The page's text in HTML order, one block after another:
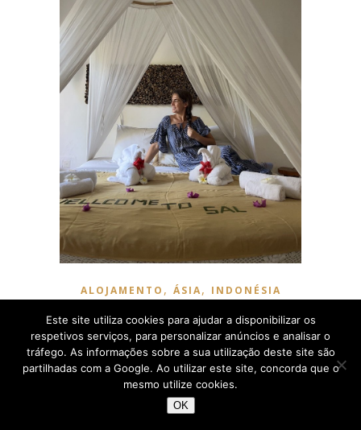
ALOJAMENTO , ÁSIA, INDONÉSIA
Onde dormir: alojamentos
em Bali, Indonésia
Julho 5, 2024
Este site utiliza cookies para ajudar a disponibilizar os
respetivos serviços, para personalizar anúncios e analisar o
tráfego. As informações sobre a sua utilização deste site são
partilhadas com a Google. Ao utilizar este site, concorda que o
mesmo utilize cookies.
OK